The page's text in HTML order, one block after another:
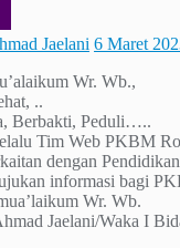
Jaelani 6 Maret
Wr. Wb.,
..
Berbakti, Peduli…..
Tim Web PKBM
dengan
informasi bagi
Wr. Wb.
Jaelani/Waka I